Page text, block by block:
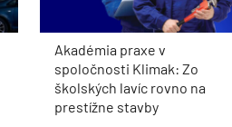
Akadémia praxe v
spoločnosti Klimak: Zo
školských lavíc rovno na
prestížne stavby